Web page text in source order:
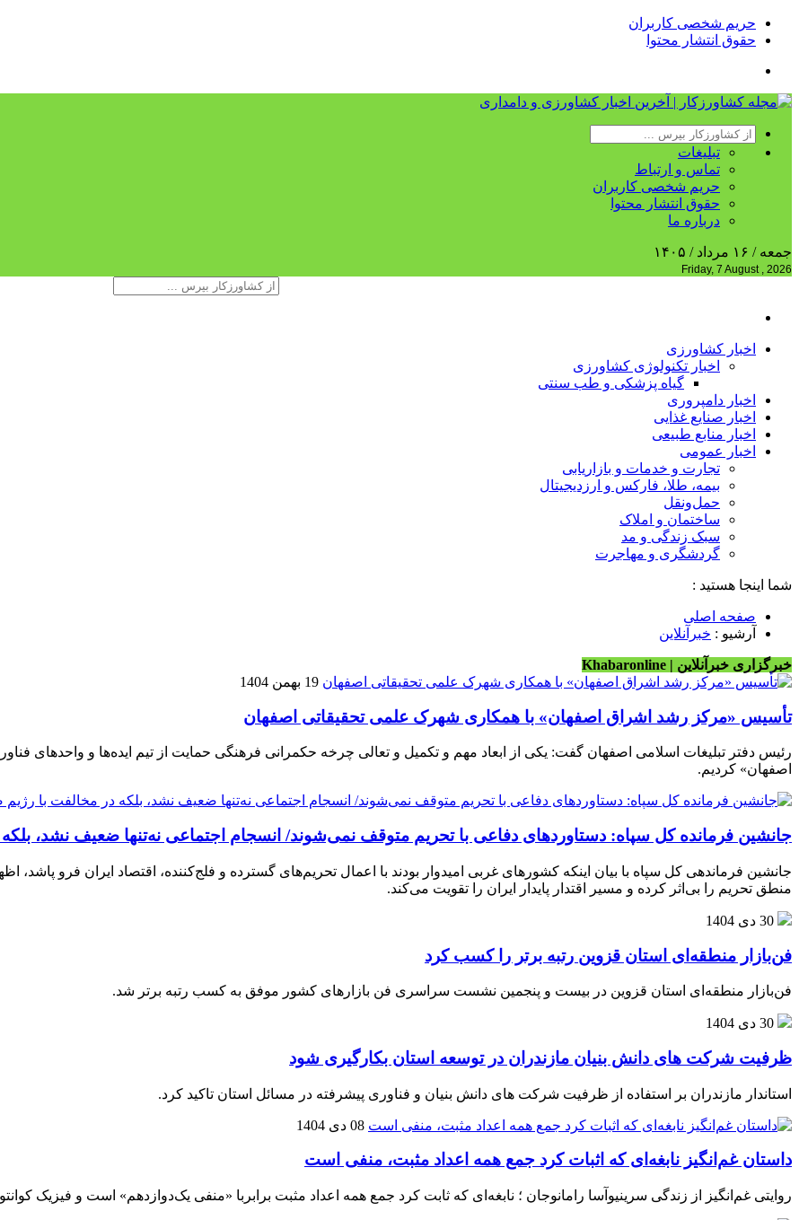
حریم شخصی کاربران
حقوق انتشار محتوا
تبلیغات
تماس و ارتباط
حریم شخصی کاربران
حقوق انتشار محتوا
درباره ما
جمعه / ۱۶ مرداد / ۱۴۰۵
Friday, 7 August , 2026
اخبار کشاورزی
اخبار تکنولوژی کشاورزی
گیاه پزشکی و طب سنتی
اخبار دامپروری
اخبار صنایع غذایی
اخبار منابع طبیعی
اخبار عمومی
تجارت و خدمات و بازاریابی
بیمه، طلا، فارکس و ارزدیجیتال
حمل‌و‌نقل
ساختمان و املاک
سبک زندگی و مد
گردشگری و مهاجرت
شما اینجا هستید :
صفحه اصلی
آرشیو : خبرآنلاین
خبرگزاری خبرآنلاین | Khabaronline
19 بهمن 1404
تأسیس «مرکز رشد اشراق اصفهان» با همکاری شهرک علمی تحقیقاتی اصفهان
رئیس دفتر تبلیغات اسلامی اصفهان گفت: ​یکی از ابعاد مهم و تکمیل و تعالی چرخه حکمرانی فرهنگی حمایت از تیم ایده‌ها و واحدهای
اصفهان» کردیم.
جانشین فرمانده کل سپاه: دستاوردهای دفاعی با تحریم متوقف نمی‌شوند/ انسجام اجتماعی نه‌تنها ضعیف نشد،
جانشین فرماندهی کل سپاه با بیان اینکه کشورهای غربی امیدوار بودند با اعمال تحریم‌های گسترده و فلج‌کننده، اقتصاد ایران فرو
منطق تحریم را بی‌اثر کرده و مسیر اقتدار پایدار ایران را تقویت می‌کند.
30 دی 1404
فن‌بازار منطقه‌ای استان قزوین رتبه برتر را کسب کرد
فن‌بازار منطقه‌ای استان قزوین در بیست و پنجمین نشست سراسری فن بازارهای کشور موفق به کسب رتبه برتر شد.
30 دی 1404
ظرفیت شرکت های دانش بنیان مازندران در توسعه استان بکارگیری شود
استاندار مازندران بر استفاده از ظرفیت شرکت های دانش بنیان و فناوری پیشرفته در مسائل استان تاکید کرد.
08 دی 1404
داستان غم‌انگیز نابغه‌ای که اثبات کرد جمع همه اعداد مثبت، منفی است
روایتی غم‌انگیز از زندگی سرینیوآسا رامانوجان ؛ نابغه‌ای که ثابت کرد جمع همه اعداد مثبت برابربا «منفی یک‌دوازدهم» است و فیزیک